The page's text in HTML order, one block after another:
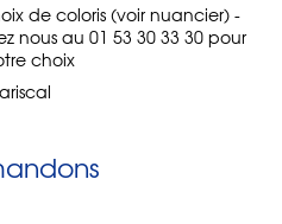
de coloris (voir nuancier) -
nous au 01 53 30 33 30 pour
choix